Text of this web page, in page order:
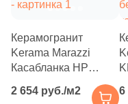
Фиолетовый (
Черный (1)
Продолжить поиск в
Керамогранит
Kerama Marazzi
Касабланка HP
матовый под камень
2 654 руб./м2 6